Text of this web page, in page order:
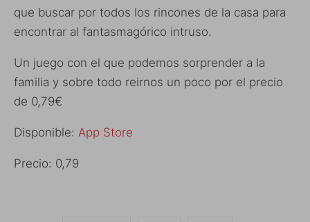
que buscar por todos los rincones de la casa para
encontrar al fantasmagórico intruso.
Un juego con el que podemos sorprender a la
familia y sobre todo reirnos un poco por el precio
de 0,79€
Disponible: App Store
Precio: 0,79